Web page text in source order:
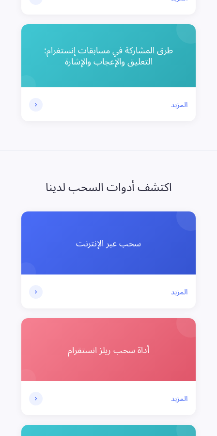
طرق المشاركة في مسابقات إنستغرام:
التعليق والإعجاب والإشارة
المزيد
اكتشف أدوات السحب لدينا
سحب عبر الإنترنت
المزيد
أداة سحب ريلز انستقرام
المزيد